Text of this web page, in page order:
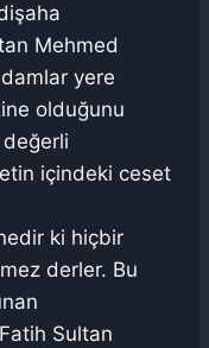
Mehmed
yere
olduğunu
içindeki ceset
ki hiçbir
derler. Bu
Sultan